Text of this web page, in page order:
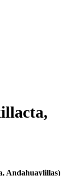
Andahuaylillas)